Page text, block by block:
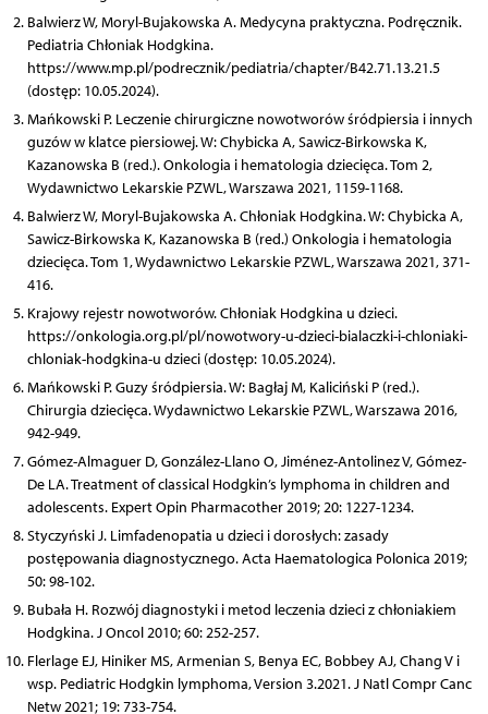
Balwierz W, Moryl-Bujakowska A. Medycyna praktyczna. Podręcznik.
Pediatria Chłoniak Hodgkina.
https://www.mp.pl/podrecznik/pediatria/chapter/B42.71.13.21.5
(dostęp: 10.05.2024).
Mańkowski P. Leczenie chirurgiczne nowotworów śródpiersia i innych
guzów w klatce piersiowej. W: Chybicka A, Sawicz-Birkowska K,
Kazanowska B (red.). Onkologia i hematologia dziecięca. Tom 2,
Wydawnictwo Lekarskie PZWL, Warszawa 2021, 1159-1168.
Balwierz W, Moryl-Bujakowska A. Chłoniak Hodgkina. W: Chybicka A,
Sawicz-Birkowska K, Kazanowska B (red.) Onkologia i hematologia
dziecięca. Tom 1, Wydawnictwo Lekarskie PZWL, Warszawa 2021, 371-
416.
Krajowy rejestr nowotworów. Chłoniak Hodgkina u dzieci.
https://onkologia.org.pl/pl/nowotwory-u-dzieci-bialaczki-i-chloniaki-
chloniak-hodgkina-u dzieci (dostęp: 10.05.2024).
Mańkowski P. Guzy śródpiersia. W: Bagłaj M, Kaliciński P (red.).
Chirurgia dziecięca. Wydawnictwo Lekarskie PZWL, Warszawa 2016,
942-949.
Gómez-Almaguer D, González-Llano O, Jiménez-Antolinez V, Gómez-
De LA. Treatment of classical Hodgkin’s lymphoma in children and
adolescents. Expert Opin Pharmacother 2019; 20: 1227-1234.
Styczyński J. Limfadenopatia u dzieci i dorosłych: zasady
postępowania diagnostycznego. Acta Haematologica Polonica 2019;
50: 98-102.
Bubała H. Rozwój diagnostyki i metod leczenia dzieci z chłoniakiem
Hodgkina. J Oncol 2010; 60: 252-257.
Flerlage EJ, Hiniker MS, Armenian S, Benya EC, Bobbey AJ, Chang V i
wsp. Pediatric Hodgkin lymphoma, Version 3.2021. J Natl Compr Canc
Netw 2021; 19: 733-754.